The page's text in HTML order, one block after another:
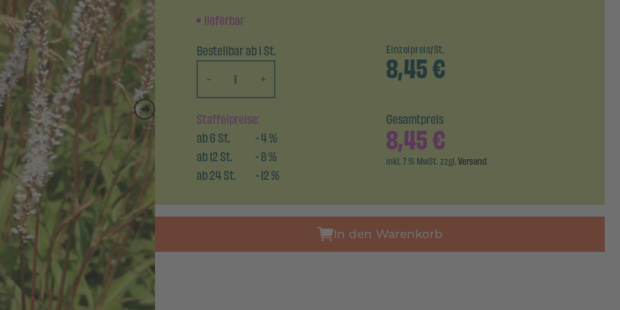
lieferbar
Bestellbar ab 1 St.
-
+
Einzelpreis/St.
8,45€
Staffelpreise:
ab6St. -4%
ab12St. -8%
ab24St. -12%
Gesamtpreis
8,45€
inkl. 7 % MwSt. zzgl.Versand
In den Warenkorb